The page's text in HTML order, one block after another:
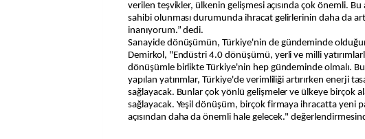
verilen teşvikler, ülkenin gelişmesi açısında çok önemli. Bu
sahibi olunması durumunda ihracat gelirlerinin daha da
inanıyorum.” dedi.
Sanayide dönüşümün, Türkiye'nin de gündeminde
Demirkol, "Endüstri 4.0 dönüşümü, yerli ve milli
dönüşümle birlikte Türkiye'nin hep gündeminde olmalı.
yapılan yatırımlar, Türkiye'de verimliliği artırırken enerji
sağlayacak. Bunlar çok yönlü gelişmeler ve ülkeye birçok
sağlayacak. Yeşil dönüşüm, birçok firmaya ihracatta yeni
açısından daha da önemli hale gelecek."